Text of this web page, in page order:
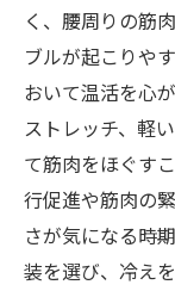
く、腰周りの筋
ブルが起こりや
おいて温活を心
ストレッチ、軽
て筋肉をほぐす
行促進や筋肉の
さが気になる時
装を選び、冷え